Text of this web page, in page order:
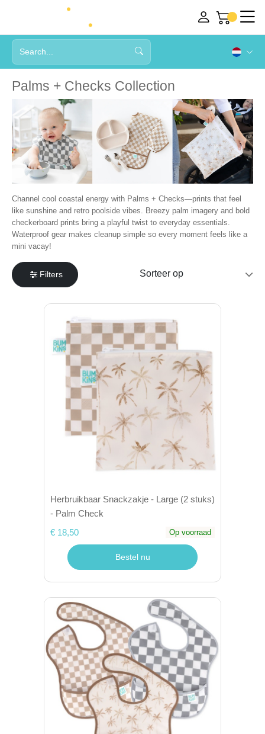
Palms + Checks Collection
Channel cool coastal energy with Palms + Checks—prints that feel
like sunshine and retro poolside vibes. Breezy palm imagery and bold
checkerboard prints bring a playful twist to everyday essentials.
Waterproof gear makes cleanup simple so every moment feels like a
mini vacay!
Filters
Herbruikbaar Snackzakje - Large (2 stuks)
- Palm Check
€ 18,50
Op voorraad
Bestel nu